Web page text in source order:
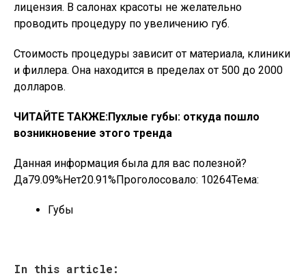
лицензия. В салонах красоты не желательно
проводить процедуру по увеличению губ.
Стоимость процедуры зависит от материала, клиники
и филлера. Она находится в пределах от 500 до 2000
долларов.
ЧИТАЙТЕ ТАКЖЕ:Пухлые губы: откуда пошло
возникновение этого тренда
Данная информация была для вас полезной?
Да79.09%Нет20.91%Проголосовало: 10264Тема:
Губы
In this article: